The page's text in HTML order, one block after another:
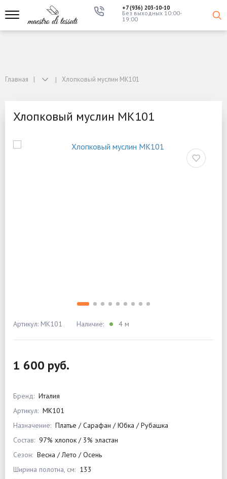
+7 (936) 203-10-10
Без выходных 10:00-
19:00
Главная Хлопковый муслин MK101
Хлопковый муслин MK101
Артикул: MK101 Наличие: 4 м
1 600 руб.
Бренд: Италия
Артикул: MK101
Назначение: Платье / Сарафан / Юбка / Рубашка
Состав: 97% хлопок / 3% эластан
Сезон: Весна / Лето / Осень
Ширина полотна, см: 133